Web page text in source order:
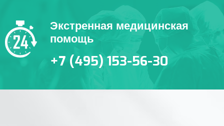
Экстренная медицинская
помощь
+7 (495) 153-56-30